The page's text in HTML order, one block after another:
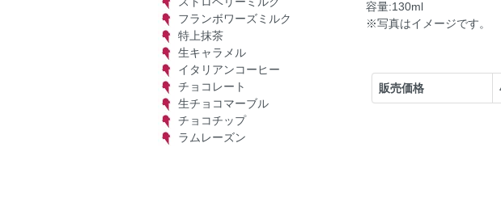
容量:130ml
※写真はイメージです。
販売価格
フランボワーズミルク
特上抹茶
生キャラメル
イタリアンコーヒー
チョコレート
生チョコマーブル
チョコチップ
ラムレーズン